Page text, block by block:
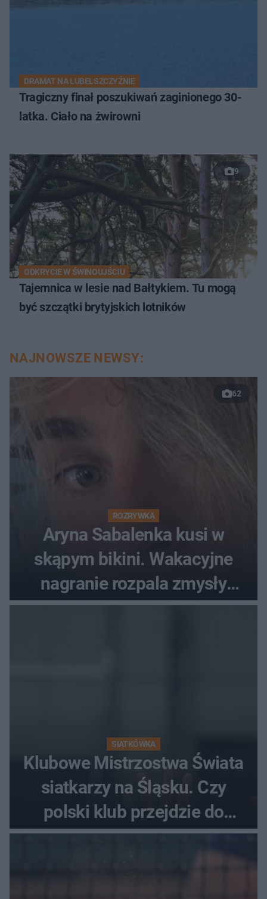
DRAMAT NA LUBELSZCZYŹNIE
Tragiczny finał poszukiwań zaginionego 30-
latka. Ciało na żwirowni
9
ODKRYCIE W ŚWINOUJŚCIU
Tajemnica w lesie nad Bałtykiem. Tu mogą
być szczątki brytyjskich lotników
NAJNOWSZE NEWSY:
62
ROZRYWKA
Aryna Sabalenka kusi w
skąpym bikini. Wakacyjne
nagranie rozpala zmysły
fanów
SIATKÓWKA
Klubowe Mistrzostwa Świata
siatkarzy na Śląsku. Czy
polski klub przejdzie do
historii